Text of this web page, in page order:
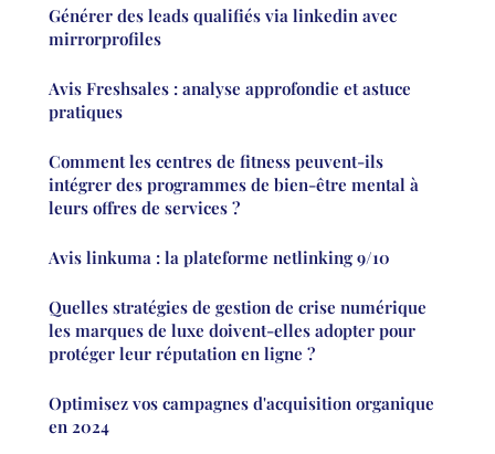
Générer des leads qualifiés via linkedin avec
mirrorprofiles
Avis Freshsales : analyse approfondie et astuce
pratiques
Comment les centres de fitness peuvent-ils
intégrer des programmes de bien-être mental à
leurs offres de services ?
Avis linkuma : la plateforme netlinking 9/10
Quelles stratégies de gestion de crise numérique
les marques de luxe doivent-elles adopter pour
protéger leur réputation en ligne ?
Optimisez vos campagnes d'acquisition organique
en 2024